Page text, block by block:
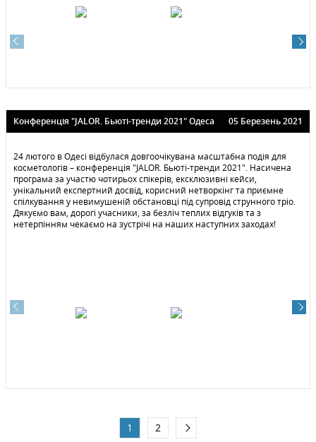
Конференція "JALOR. Бьюті-тренди 2021" Одеса 05 Березень 2021
24 лютого в Одесі відбулася довгоочікувана масштабна подія для
косметологів – конференція "JALOR. Бьюті-тренди 2021". Насичена
програма за участю чотирьох спікерів, ексклюзивні кейси,
унікальний експертний досвід, корисний нетворкінг та приємне
спілкування у невимушеній обстановці під супровід струнного тріо.
Дякуємо вам, дорогі учасники, за безліч теплих відгуків та з
нетерпінням чекаємо на зустрічі на наших наступних заходах!
1 2